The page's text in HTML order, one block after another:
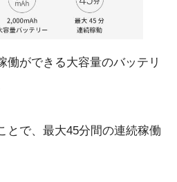
働ができる大容量のバッテリ
とで、最大45分間の連続稼働